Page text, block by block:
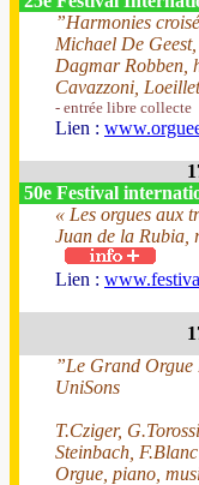
”Harmonies
Michael De
Dagmar Robben,
Cavazzoni,
- entrée libre collecte
Lien :
50e Festival
« Les orgues aux
Juan de la Rubia,
Lien :
”Le Grand Orgue
UniSons
T.Cziger,
Steinbach, F.Blanc
Orgue, piano,